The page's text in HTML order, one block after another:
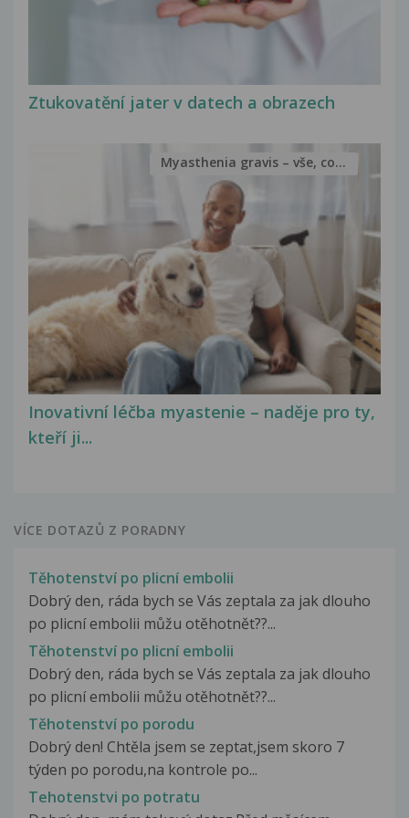
Ztukovatění jater v datech a obrazech
Inovativní léčba myastenie – naděje pro ty,
kteří ji...
Myasthenia gravis – vše, co...
VÍCE DOTAZŮ Z PORADNY
Těhotenství po plicní embolii
Dobrý den, ráda bych se Vás zeptala za jak dlouho
po plicní embolii můžu otěhotnět??...
Těhotenství po plicní embolii
Dobrý den, ráda bych se Vás zeptala za jak dlouho
po plicní embolii můžu otěhotnět??...
Těhotenství po porodu
Dobrý den! Chtěla jsem se zeptat,jsem skoro 7
týden po porodu,na kontrole po...
Tehotenstvi po potratu